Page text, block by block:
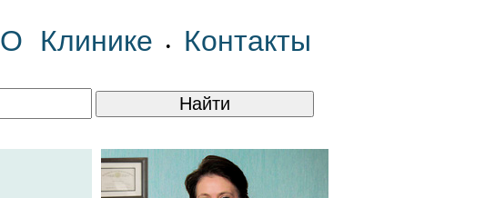
О Клинике • Контакты